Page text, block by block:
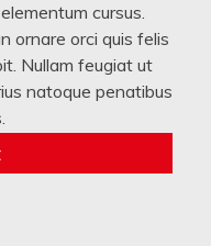
cursus.
ornare orci quis felis
Nullam feugiat ut
natoque penatibus